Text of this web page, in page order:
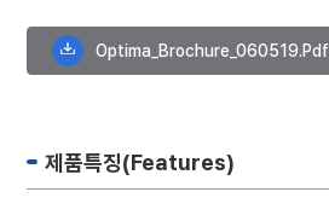
Optima_Brochure_060519.pdf
제품특징(Features)